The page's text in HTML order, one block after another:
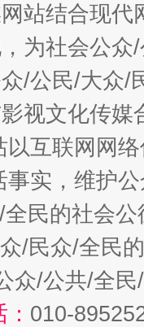
站结合现
为社会公
/公民/大众/
视文化传
互联网网
事实，维护
民的社会公
/民众/全民
众/公共/全
010-